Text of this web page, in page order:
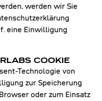
werden wir Sie
eine Einwilligung
COOKIE
Technologie von
zur Speicherung
oder zum Einsatz